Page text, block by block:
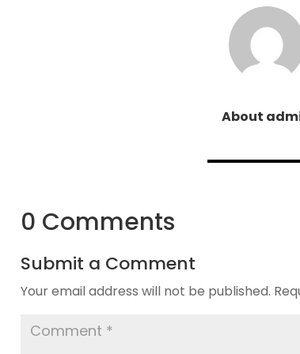
About
0 Comments
Submit a Comment
Your email address will not be published.